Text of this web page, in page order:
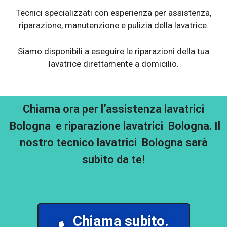
Tecnici specializzati con esperienza per assistenza,
riparazione, manutenzione e pulizia della lavatrice.
Siamo disponibili a eseguire le riparazioni della tua
lavatrice direttamente a domicilio.
Chiama ora per l’assistenza lavatrici
Bologna e riparazione lavatrici Bologna. Il
nostro tecnico lavatrici Bologna sarà
subito da te!
Chiama subito.